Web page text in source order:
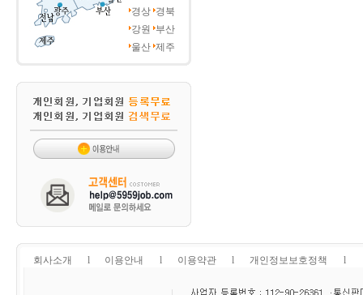
경상 경북
강원
부산
울산 제주
회사소개 l 이용안내 l 이용약관 l 개인정보보호정책 l